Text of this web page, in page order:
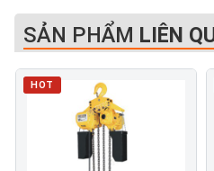
SẢN PHẨM LIÊN
HOT